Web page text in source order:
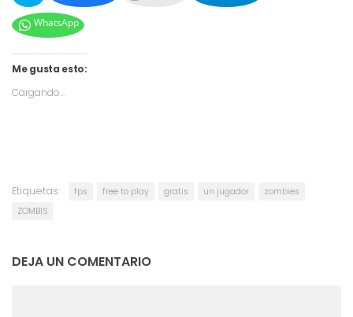
WhatsApp
Me gusta esto:
Cargando...
Etiquetas: fps free to play gratis un jugador
zombies
ZOMBIS
DEJA UN COMENTARIO